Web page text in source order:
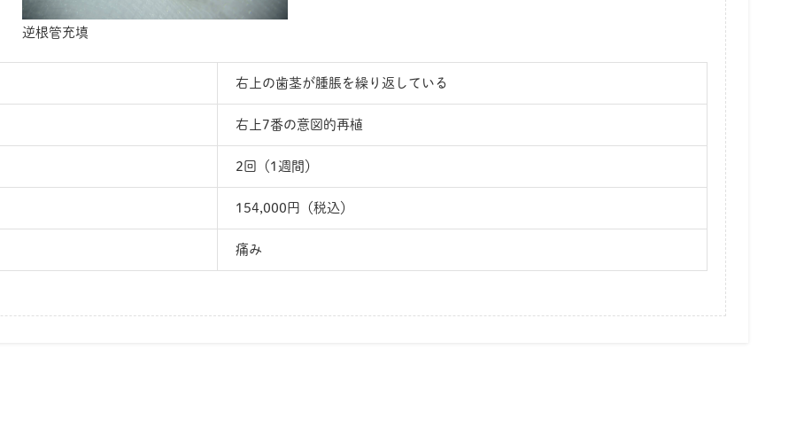
逆根管充填
右上の歯茎が腫脹を繰り返している
右上7番の意図的再植
2回（1週間）
154,000円（税込）
痛み